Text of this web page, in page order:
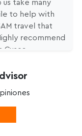
us take many
to help with
travel that
recommend